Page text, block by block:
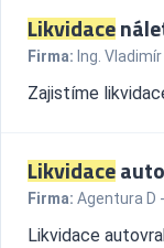
Likvidace
Firma: Ing.
Zajistíme
Likvidace
Firma: Agentura D
Likvidace